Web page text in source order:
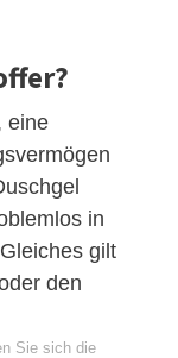
eine
in
gilt
den
Sie sich die